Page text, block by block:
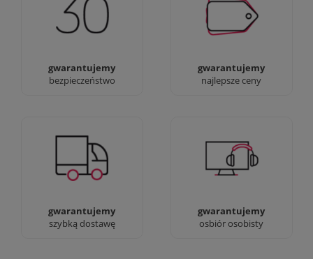
gwarantujemy
bezpieczeństwo
Jesteśmy firmą z 30-
gwarantujemy
najlepsze ceny
Ciężko pracujemy aby
zapewnić najlepsze
gwarantujemy
szybką dostawę
90% dostaw następnego
dnia, bez dopłat!
gwarantujemy
osbiór osobisty
Jesteśmy prawdziwi :)
możesz przyjść i